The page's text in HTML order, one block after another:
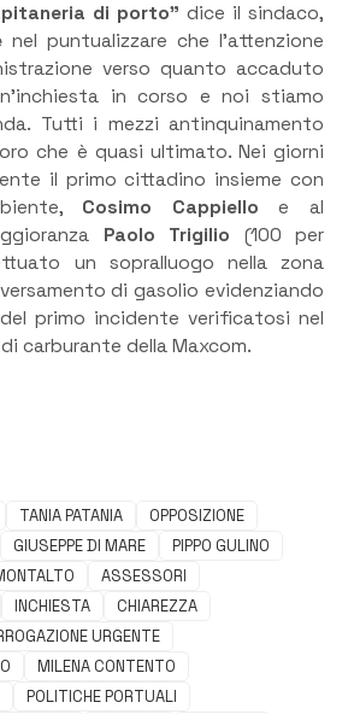
di porto” dice il sindaco,
nel puntualizzare che l’attenzione
verso quanto accaduto
in corso e noi stiamo
Tutti i mezzi antinquinamento
che è quasi ultimato. Nei giorni
il primo cittadino insieme con
Cosimo Cappielloe al
Paolo Trigilio (100 per
un sopralluogo nella zona
di gasolio evidenziando
primo incidente verificatosi nel
carburante della Maxcom.
TANIA PATANIA
OPPOSIZIONE
GIUSEPPE DI MARE
PIPPO GULINO
ASSESSORI
INCHIESTA
CHIAREZZA
URGENTE
MILENA CONTENTO
POLITICHE PORTUALI